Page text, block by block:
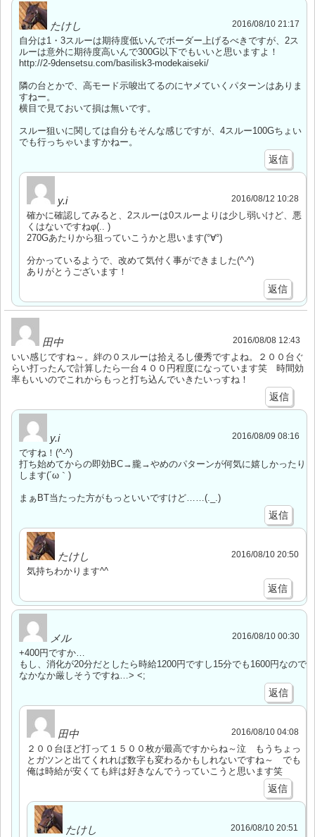
たけし 2016/08/10 21:17
自分は1・3スルーは期待度低いんでボーダー上げるべきですが、2ス
ルーは意外に期待度高いんで300G以下でもいいと思いますよ！
http://2-9densetsu.com/basilisk3-modekaiseki/
隣の台とかで、高モード示唆出てるのにヤメていくパターンはありま
すねー。
横目で見ておいて損は無いです。
スルー狙いに関しては自分もそんな感じですが、4スルー100Gちょい
でも行っちゃいますかねー。
返信
y.i 2016/08/12 10:28
確かに確認してみると、2スルーは0スルーよりは少し弱いけど、悪
くはないですねφ(.. )
270Gあたりから狙っていこうかと思います(°∀°)
分かっているようで、改めて気付く事ができました(^-^)
ありがとうございます！
返信
田中 2016/08/08 12:43
いい感じですね～。絆の０スルーは拾えるし優秀ですよね。２００台ぐ
らい打ったんで計算したら一台４００円程度になっています笑 時間効
率もいいのでこれからもっと打ち込んでいきたいっすね！
返信
y.i 2016/08/09 08:16
ですね！(^-^)
打ち始めてからの即効BC→朧→やめのパターンが何気に嬉しかったり
します(´ω｀)
まぁBT当たった方がもっといいですけど……(._.)
返信
たけし 2016/08/10 20:50
気持ちわかります^^
返信
メル 2016/08/10 00:30
+400円ですか…
もし、消化が20分だとしたら時給1200円ですし15分でも1600円なので
なかなか厳しそうですね…> <;
返信
田中 2016/08/10 04:08
２００台ほど打って１５００枚が最高ですからね～泣 もうちょっ
とガツンと出てくれれば数字も変わるかもしれないですね～ でも
俺は時給が安くても絆は好きなんでうっていこうと思います笑
返信
たけし 2016/08/10 20:51